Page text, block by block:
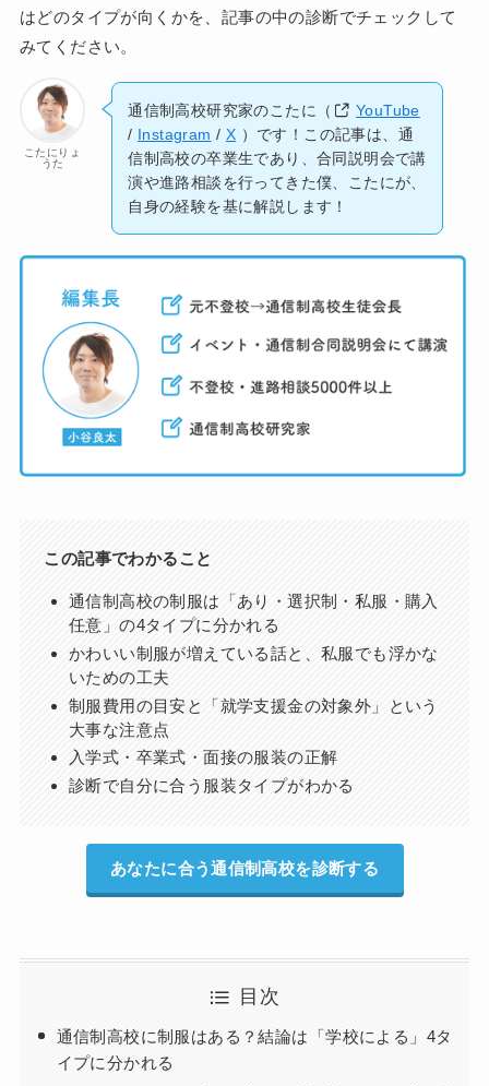
はどのタイプが向くかを、記事の中の診断でチェックして
みてください。
こたにりょ
うた
通信制高校研究家のこたに（
YouTube
/ Instagram / X ）です！この記事は、通
信制高校の卒業生であり、合同説明会で講
演や進路相談を行ってきた僕、こたにが、
自身の経験を基に解説します！
この記事でわかること
通信制高校の制服は「あり・選択制・私服・購入
任意」の4タイプに分かれる
かわいい制服が増えている話と、私服でも浮かな
いための工夫
制服費用の目安と「就学支援金の対象外」という
大事な注意点
入学式・卒業式・面接の服装の正解
診断で自分に合う服装タイプがわかる
あなたに合う通信制高校を診断する
目次
通信制高校に制服はある？結論は「学校による」4タ
イプに分かれる